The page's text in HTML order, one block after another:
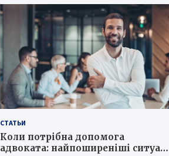
СТАТЬИ
Коли потрібна допомога
адвоката: найпоширеніші ситуації